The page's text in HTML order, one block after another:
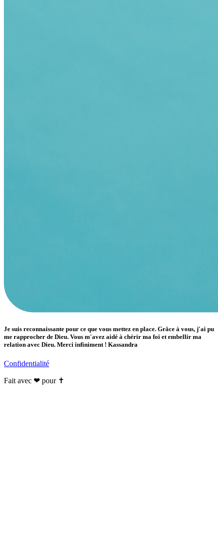
Je suis reconnaissante pour ce que vous mettez en place. Grâce à vous, j'ai pu
me rapprocher de Dieu. Vous m'avez aidé à chérir ma foi et embellir ma
relation avec Dieu. Merci infiniment ! Kassandra
Confidentialité
Fait avec ❤ pour ✝️️